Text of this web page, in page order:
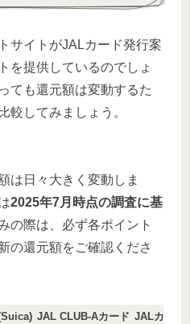
サイトがJALカード発行案
を提供しているのでしょ
ても還元額は変動するた
較してみましょう。
は日々大きく変動しま
2025年7月時点の調査に基
の際は、必ず各ポイント
の還元額をご確認くださ
JAL CLUB-Aカード JALカード